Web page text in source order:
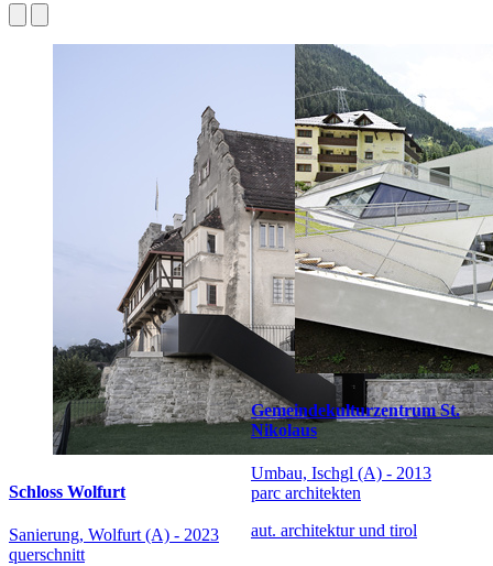
Schloss Wolfurt
Sanierung, Wolfurt (A) - 2023
querschnitt
Gemeindekulturzentrum St.
Nikolaus
Umbau, Ischgl (A) - 2013
parc architekten
aut. architektur und tirol